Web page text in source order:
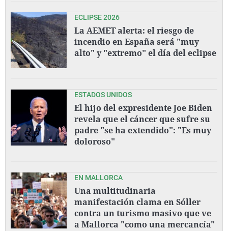
ECLIPSE 2026
La AEMET alerta: el riesgo de
incendio en España será "muy
alto" y "extremo" el día del eclipse
ESTADOS UNIDOS
El hijo del expresidente Joe Biden
revela que el cáncer que sufre su
padre "se ha extendido": "Es muy
doloroso"
EN MALLORCA
Una multitudinaria
manifestación clama en Sóller
contra un turismo masivo que ve
a Mallorca "como una mercancía"